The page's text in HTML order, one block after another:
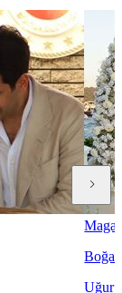
Uğur